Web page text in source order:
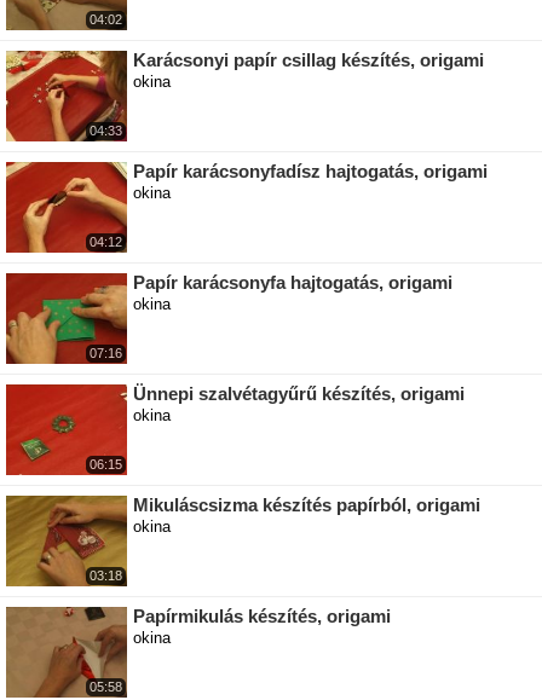
04:02
04:33
Karácsonyi papír csillag készítés, origami
okina
04:12
Papír karácsonyfadísz hajtogatás, origami
okina
07:16
Papír karácsonyfa hajtogatás, origami
okina
06:15
Ünnepi szalvétagyűrű készítés, origami
okina
03:18
Mikuláscsizma készítés papírból, origami
okina
05:58
Papírmikulás készítés, origami
okina